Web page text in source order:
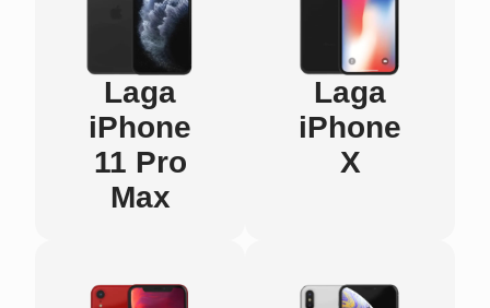
Laga
iPhone
11 Pro
Max
Laga
iPhone
X